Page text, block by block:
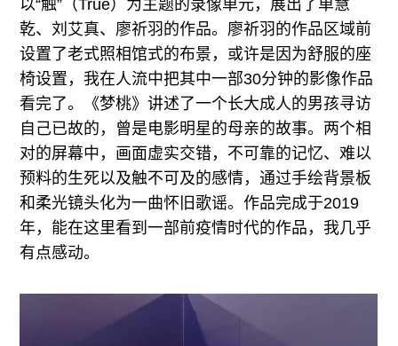
以“触”（True）为主题的录像单元，展出了单慧
乾、刘艾真、廖祈羽的作品。廖祈羽的作品区域前
设置了老式照相馆式的布景，或许是因为舒服的座
椅设置，我在人流中把其中一部30分钟的影像作品
看完了。《梦桃》讲述了一个长大成人的男孩寻访
自己已故的，曾是电影明星的母亲的故事。两个相
对的屏幕中，画面虚实交错，不可靠的记忆、难以
预料的生死以及触不可及的感情，通过手绘背景板
和柔光镜头化为一曲怀旧歌谣。作品完成于2019
年，能在这里看到一部前疫情时代的作品，我几乎
有点感动。